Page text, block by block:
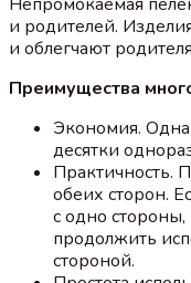
и родителей.
и облегчают
Преимущества
Экономия. Одна
десятки
Практичность.
обеих сторон.
с одно
продолжить
стороной.